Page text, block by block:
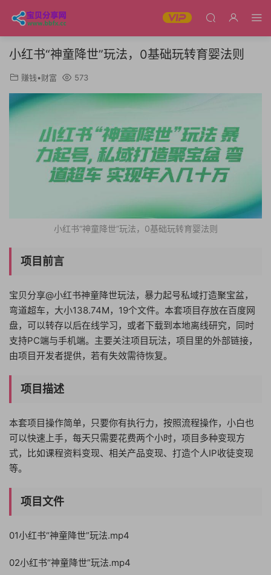
小红书“神童降世”玩法，0基础玩转育婴法则
赚钱•财富 573
小红书“神童降世”玩法，0基础玩转育婴法则
项目前言
宝贝分享@小红书神童降世玩法，暴力起号私域打造聚宝盆，
弯道超车，大小138.74M，19个文件。本套项目存放在百度网
盘，可以转存以后在线学习，或者下载到本地离线研究，同时
支持PC端与手机端。主要关注项目玩法，项目里的外部链接，
由项目开发者提供，若有失效需待恢复。
项目描述
本套项目操作简单，只要你有执行力，按照流程操作，小白也
可以快速上手，每天只需要花费两个小时，项目多种变现方
式，比如课程资料变现、相关产品变现、打造个人IP收徒变现
等。
项目文件
01小红书“神童降世”玩法.mp4
02小红书“神童降世”玩法.mp4